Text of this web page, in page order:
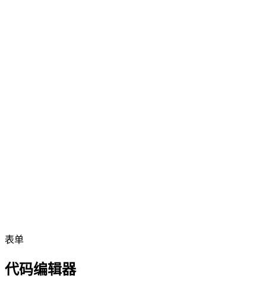
表单
代码编辑器